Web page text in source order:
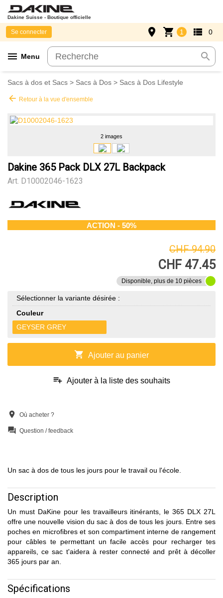
Dakine Suisse - Boutique officielle
menu Menu search
Se connecter place shopping_cart 1 view_list 0
Sacs à dos et Sacs > Sacs à Dos > Sacs à Dos Lifestyle
arrow_back Retour à la vue d'ensemble
2 images
Dakine 365 Pack DLX 27L Backpack
Art. D10002046-1623
ACTION - 50%
CHF 94.90
CHF 47.45
Disponible, plus de 10 pièces
Sélectionner la variante désirée :
Couleur
GEYSER GREY
shopping_cart Ajouter au panier
playlist_add Ajouter à la liste des souhaits
location_on Où acheter ?
question_answer Question / feedback
Un sac à dos de tous les jours pour le travail ou l'école.
Description
Un must DaKine pour les travailleurs itinérants, le 365 DLX 27L
offre une nouvelle vision du sac à dos de tous les jours. Entre ses
poches en microfibres et son compartiment interne de rangement
pour câbles te permettant un facile accès pour recharger tes
appareils, ce sac t'aidera à rester connecté and prêt à décoller
365 jours par an.
Spécifications